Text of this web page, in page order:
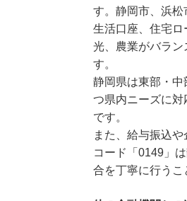
す。静岡市、浜松
生活口座、住宅
光、農業がバラン
す。
静岡県は東部・
つ県内ニーズに
です。
また、給与振込
コード「0149」
合を丁寧に行うこ